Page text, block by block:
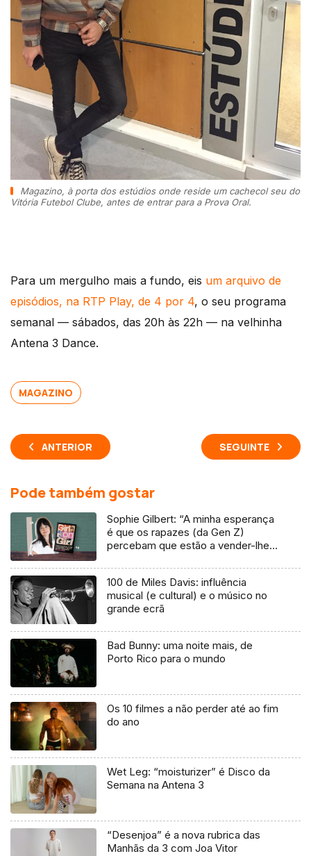
Magazino, à porta dos estúdios onde reside um cachecol seu do
Vitória Futebol Clube, antes de entrar para a Prova Oral.
Para um mergulho mais a fundo, eis um arquivo de
episódios, na RTP Play, de 4 por 4, o seu programa
semanal — sábados, das 20h às 22h — na velhinha
Antena 3 Dance.
MAGAZINO
ANTERIOR SEGUINTE
Pode também gostar
Sophie Gilbert: “A minha esperança
é que os rapazes (da Gen Z)
percebam que estão a vender-lhes
100 de Miles Davis: influência
musical (e cultural) e o músico no
grande ecrã
Bad Bunny: uma noite mais, de
Porto Rico para o mundo
Os 10 filmes a não perder até ao fim
do ano
Wet Leg: “moisturizer” é Disco da
Semana na Antena 3
“Desenjoa” é a nova rubrica das
Manhãs da 3 com Joa Vitor